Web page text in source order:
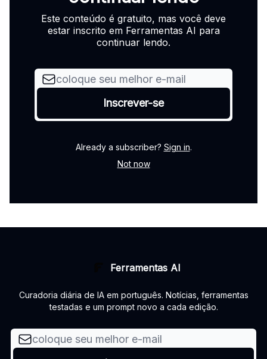
Este conteúdo é gratuito, mas você deve
estar inscrito em Ferramentas AI para
continuar lendo.
Already a subscriber? Sign in.
Not now
Ferramentas AI
Curadoria diária de IA em português. Notícias, ferramentas
testadas e um prompt novo a cada edição.